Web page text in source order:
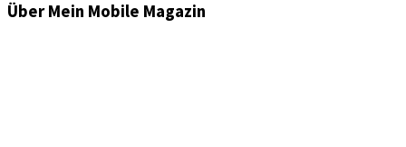
Über Mein Mobile Magazin